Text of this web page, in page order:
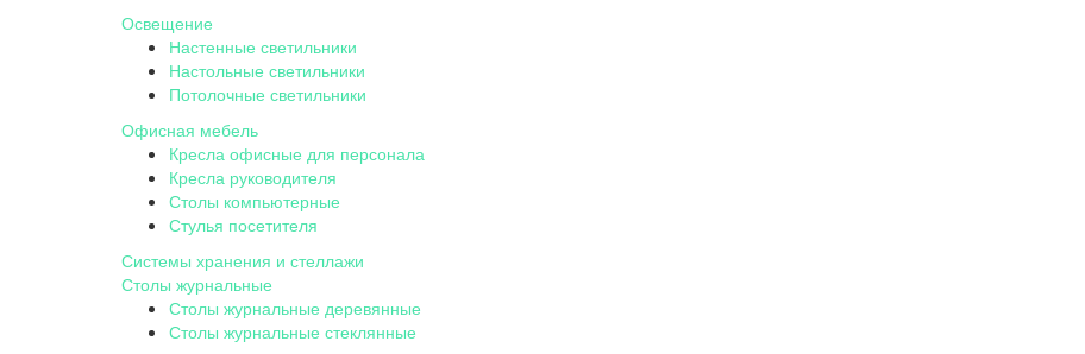
Освещение
Настенные светильники
Настольные светильники
Потолочные светильники
Офисная мебель
Кресла офисные для персонала
Кресла руководителя
Столы компьютерные
Стулья посетителя
Системы хранения и стеллажи
Столы журнальные
Столы журнальные деревянные
Столы журнальные стеклянные